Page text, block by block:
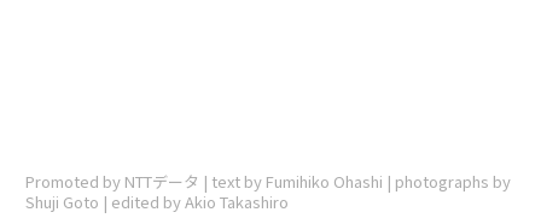
Promoted by NTTデータ | text by Fumihiko Ohashi | photographs by
Shuji Goto | edited by Akio Takashiro